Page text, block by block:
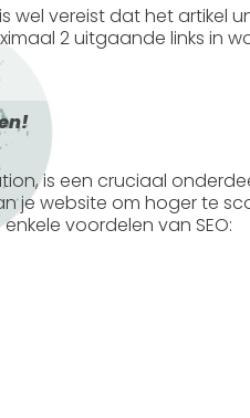
wel vereist dat het artikel
2 uitgaande links in
, is een cruciaal
je website om hoger te
voordelen van SEO: